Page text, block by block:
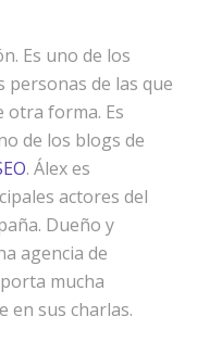
Es uno de los
personas de las que
otra forma. Es
de los blogs de
. Álex es
actores del
Dueño y
agencia de
mucha
en sus charlas.